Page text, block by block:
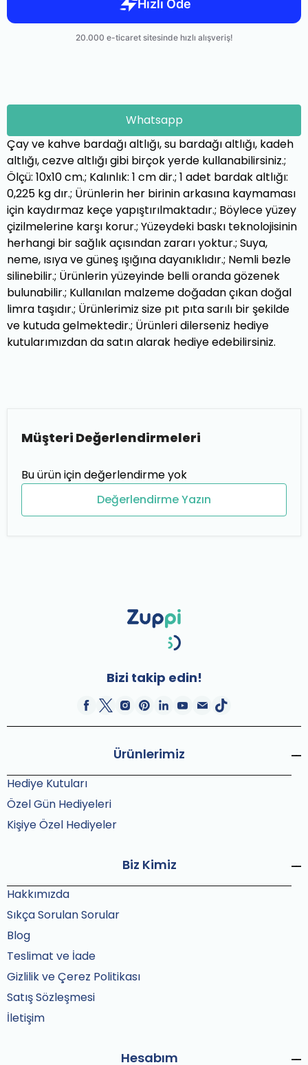
Whatsapp
Çay ve kahve bardağı altlığı, su bardağı altlığı, kadeh
altlığı, cezve altlığı gibi birçok yerde kullanabilirsiniz.;
Ölçü: 10x10 cm.; Kalınlık: 1 cm dir.; 1 adet bardak altlığı:
0,225 kg dır.; Ürünlerin her birinin arkasına kaymaması
için kaydırmaz keçe yapıştırılmaktadır.; Böylece yüzey
çizilmelerine karşı korur.; Yüzeydeki baskı teknolojisinin
herhangi bir sağlık açısından zararı yoktur.; Suya,
neme, ısıya ve güneş ışığına dayanıklıdır.; Nemli bezle
silinebilir.; Ürünlerin yüzeyinde belli oranda gözenek
bulunabilir.; Kullanılan malzeme doğadan çıkan doğal
limra taşıdır.; Ürünlerimiz size pıt pıta sarılı bir şekilde
ve kutuda gelmektedir.; Ürünleri dilerseniz hediye
kutularımızdan da satın alarak hediye edebilirsiniz.
Müşteri Değerlendirmeleri
Bu ürün için değerlendirme yok
Değerlendirme Yazın
Bizi takip edin!
Ürünlerimiz
Hediye Kutuları
Özel Gün Hediyeleri
Kişiye Özel Hediyeler
Biz Kimiz
Hakkımızda
Sıkça Sorulan Sorular
Blog
Teslimat ve İade
Gizlilik ve Çerez Politikası
Satış Sözleşmesi
İletişim
Hesabım